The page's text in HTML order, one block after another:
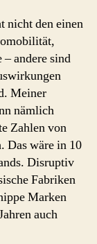
nicht den einen
andere sind
Meiner
nämlich
Zahlen von
Das wäre in 10
Disruptiv
Fabriken
Marken
auch